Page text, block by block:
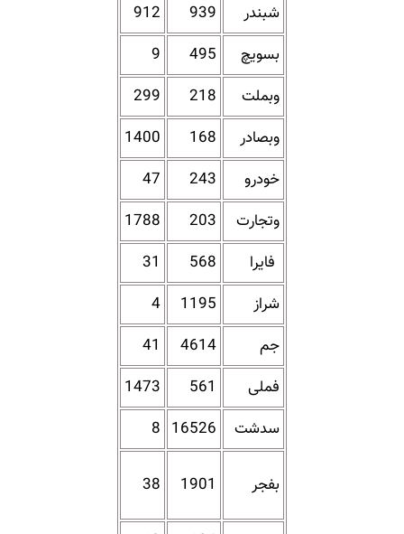
شبندر
939
912
بسویچ
495
9
وبملت
218
299
وبصادر
168
1400
خودرو
243
47
وتجارت
203
1788
فایرا
568
31
شراز
1195
4
جم
4614
41
فملی
561
1473
سدشت
16526
8
بفجر 1901
38